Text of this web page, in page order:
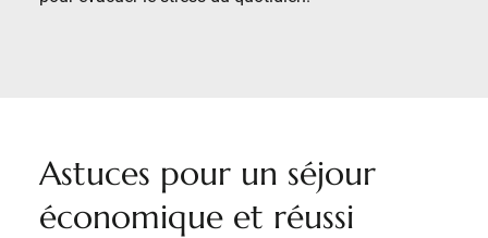
Astuces pour un séjour
économique et réussi